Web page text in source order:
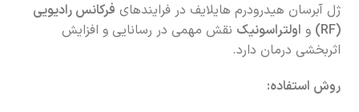
ژل آبرسان هیدرودرم هایلایف در فرایندهای فرکانس رادیویی
(RF)
و اولتراسونیک نقش مهمی در رسانایی و افزایش
اثربخشی درمان دارد.
روش استفاده: